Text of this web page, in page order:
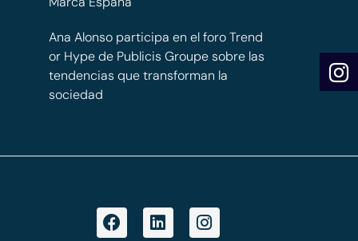
Ana Alonso participa en el foro Trend
or Hype de Publicis Groupe sobre las
tendencias que transforman la
sociedad